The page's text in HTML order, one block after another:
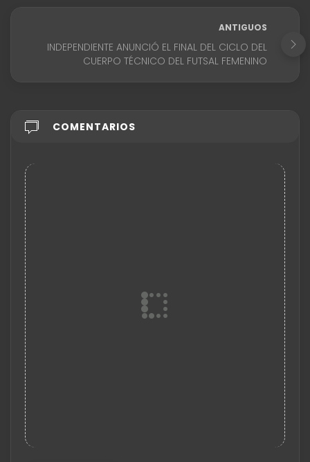
ANTIGUOS
INDEPENDIENTE ANUNCIÓ EL FINAL DEL CICLO DEL
CUERPO TÉCNICO DEL FUTSAL FEMENINO
COMENTARIOS